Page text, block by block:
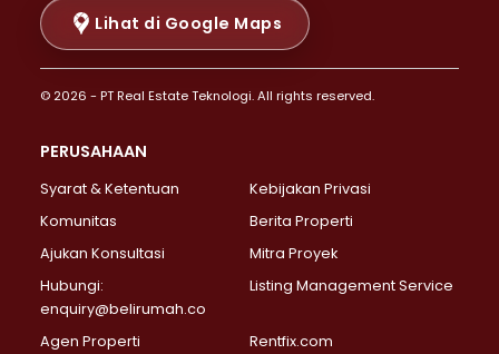
Properti Dijual di Kramat >
Properti Dijual di Pasar Baru >
Properti Dijual di Bendungan Hilir >
Properti Dijual di Jakarta Selatan >
Properti Dijual di Lebak Bulus >
Properti Dijual di Gandaria Selatan >
Properti Dijual di Pondok Labu >
Properti Dijual di Lenteng Agung >
Properti Dijual di Senayan >
Properti Dijual di Pondok Pinang >
Lihat di Google Maps
© 2026 - PT Real Estate Teknologi. All rights reserved.
PERUSAHAAN
Syarat & Ketentuan
Kebijakan Privasi
Komunitas
Berita Properti
Ajukan Konsultasi
Mitra Proyek
Hubungi:
enquiry@belirumah.co
Listing Management Service
Agen Properti Rentfix.com